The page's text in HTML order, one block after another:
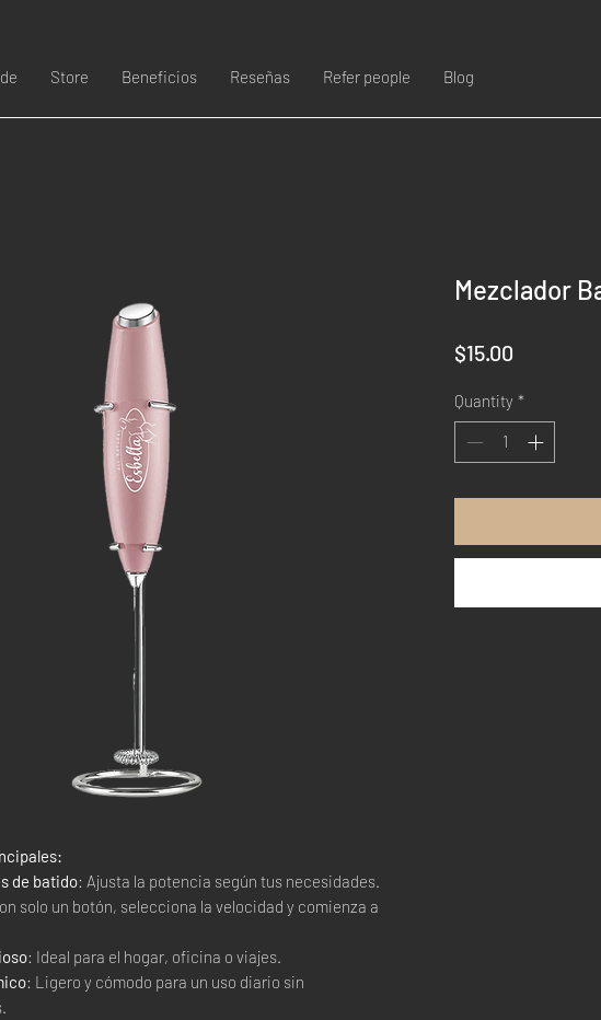
Store Beneficios Reseñas Refer people Blog
de batido: Ajusta la potencia según tus necesidades.
solo un botón, selecciona la velocidad y comienza a
: Ideal para el hogar, oficina o viajes.
: Ligero y cómodo para un uso diario sin
Mezclador
$15.00
Quantity *